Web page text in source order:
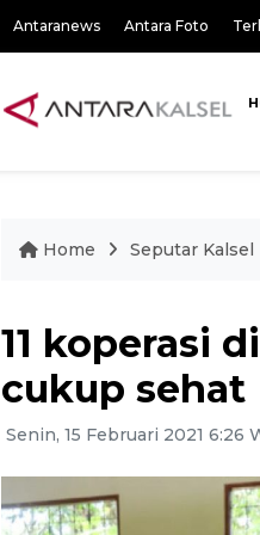
Antaranews Antara Foto
Home Seputar Kalsel
11 koperasi
cukup sehat
Senin, 15 Februari 2021 6:26